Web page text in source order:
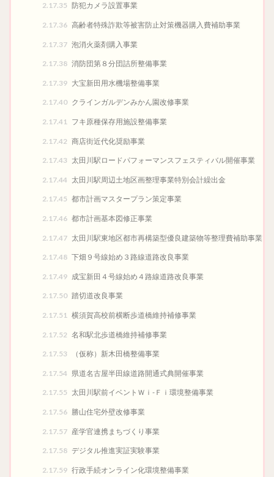
2.17.35 防犯カメラ設置事業
2.17.36 高齢者特殊詐欺等被害防止対策機器購入費補助事業
2.17.37 泡消火薬剤購入事業
2.17.38 消防団第８分団詰所整備事業
2.17.39 大宝新田用水機場整備事業
2.17.40 クラインガルデンみかん園改修事業
2.17.41 フキ原種保存用施設整備事業
2.17.42 商店街近代化奨励事業
2.17.43 太田川駅ロードパフォーマンスフェスティバル開催事業
2.17.44 太田川駅周辺土地区画整理事業特別会計繰出金
2.17.45 都市計画マスタープラン策定事業
2.17.46 都市計画基本図修正事業
2.17.47 太田川駅東地区都市再構築型優良建築物等整理費補助事業
2.17.48 下畑９号線始め３路線道路改良事業
2.17.49 成宝新田４号線始め４路線道路改良事業
2.17.50 踏切道改良事業
2.17.51 横須賀高校前横断歩道橋維持補修事業
2.17.52 名和駅北歩道橋維持補修事業
2.17.53 （仮称）新木田橋整備事業
2.17.54 県道名古屋半田線道路開通式典開催事業
2.17.55 太田川駅前イベントＷｉ-Ｆｉ環境整備事業
2.17.56 勝山住宅外壁改修事業
2.17.57 産学官連携まちづくり事業
2.17.58 デジタル推進実証実験事業
2.17.59 行政手続オンライン化環境整備事業